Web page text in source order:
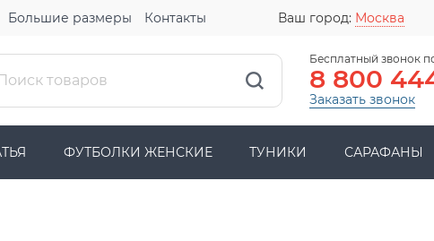
Большие размеры Контакты Ваш город: Москва
Бесплатный звонок
8 800
Заказать звонок
ФУТБОЛКИ ЖЕНСКИЕ ТУНИКИ САРАФАНЫ